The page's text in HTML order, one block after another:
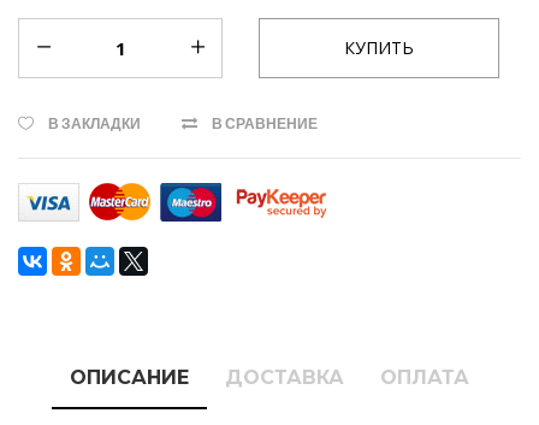
В ЗАКЛАДКИ В СРАВНЕНИЕ
ОПИСАНИЕ ДОСТАВКА ОПЛАТА